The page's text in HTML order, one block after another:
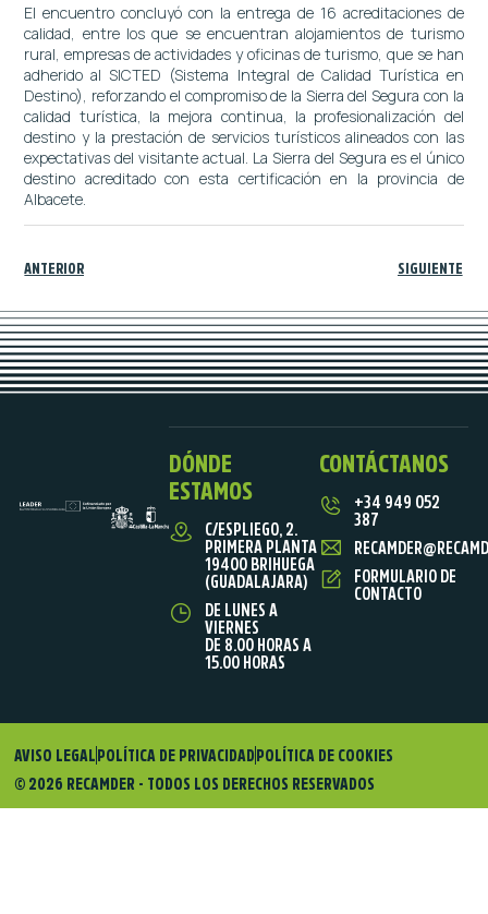
El encuentro concluyó con la entrega de 16 acreditaciones de
calidad, entre los que se encuentran alojamientos de turismo
rural, empresas de actividades y oficinas de turismo, que se han
adherido al SICTED (Sistema Integral de Calidad Turística en
Destino), reforzando el compromiso de la Sierra del Segura con la
calidad turística, la mejora continua, la profesionalización del
destino y la prestación de servicios turísticos alineados con las
expectativas del visitante actual. La Sierra del Segura es el único
destino acreditado con esta certificación en la provincia de
Albacete.
ANTERIOR SIGUIENTE
DÓNDE
ESTAMOS
C/ESPLIEGO, 2.
PRIMERA PLANTA
19400 BRIHUEGA
(GUADALAJARA)
DE LUNES A
VIERNES
DE 8.00 HORAS A
15.00 HORAS
CONTÁCTANOS
+34 949 052
387
FORMULARIO DE
CONTACTO
© 2026 RECAMDER - TODOS LOS DERECHOS RESERVADOS
AVISO LEGAL POLÍTICA DE PRIVACIDAD POLÍTICA DE COOKIES